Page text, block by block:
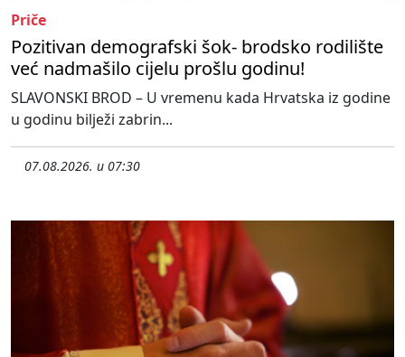
Priče
Pozitivan demografski šok- brodsko rodilište
već nadmašilo cijelu prošlu godinu!
SLAVONSKI BROD – U vremenu kada Hrvatska iz godine
u godinu bilježi zabrin...
07.08.2026. u 07:30